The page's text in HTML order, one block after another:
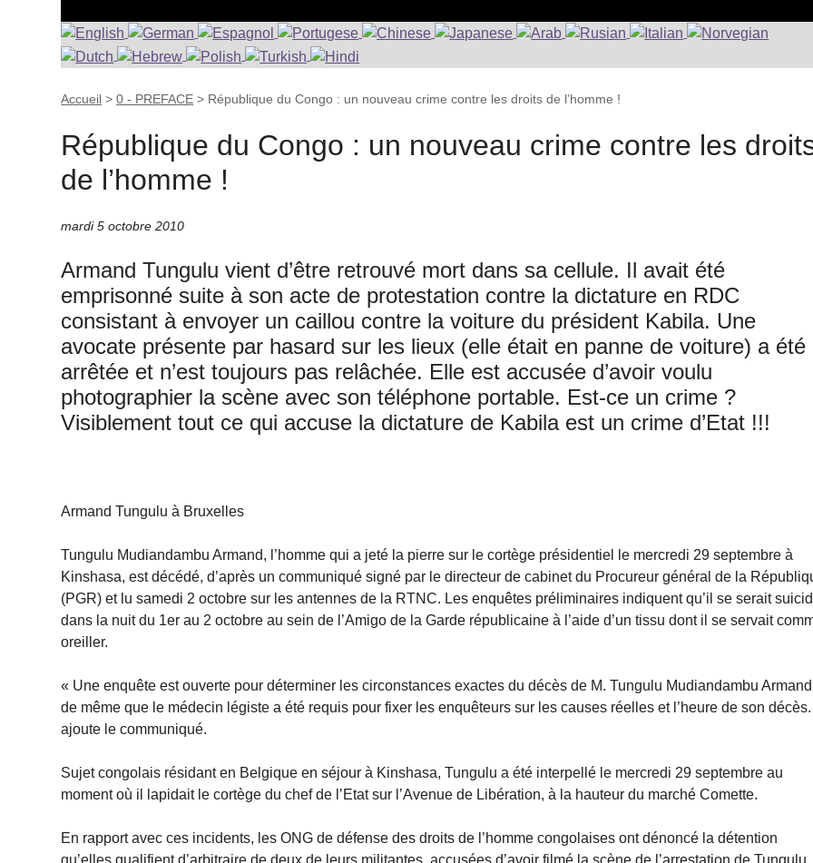
Accueil >0 - PREFACE > République du Congo : un nouveau crime contre les droits de l’homme !
République du Congo : un nouveau crime contre les
de l’homme !
mardi 5 octobre 2010
Armand Tungulu vient d’être retrouvé mort dans sa cellule. Il avait été
emprisonné suite à son acte de protestation contre la dictature en RDC
consistant à envoyer un caillou contre la voiture du président Kabila. Une
avocate présente par hasard sur les lieux (elle était en panne de voiture) a été
arrêtée et n’est toujours pas relâchée. Elle est accusée d’avoir voulu
photographier la scène avec son téléphone portable. Est-ce un crime ?
Visiblement tout ce qui accuse la dictature de Kabila est un crime d’Etat !!!
Armand Tungulu à Bruxelles
Tungulu Mudiandambu Armand, l’homme qui a jeté la pierre sur le cortège présidentiel le mercredi 29 septembre à
Kinshasa, est décédé, d’après un communiqué signé par le directeur de cabinet du Procureur général de la
(PGR) et lu samedi 2 octobre sur les antennes de la RTNC. Les enquêtes préliminaires indiquent qu’il se serait
dans la nuit du 1er au 2 octobre au sein de l’Amigo de la Garde républicaine à l’aide d’un tissu dont il se servait
oreiller.
« Une enquête est ouverte pour déterminer les circonstances exactes du décès de M. Tungulu Mudiandambu
de même que le médecin légiste a été requis pour fixer les enquêteurs sur les causes réelles et l’heure de son
ajoute le communiqué.
Sujet congolais résidant en Belgique en séjour à Kinshasa, Tungulu a été interpellé le mercredi 29 septembre au
moment où il lapidait le cortège du chef de l’Etat sur l’Avenue de Libération, à la hauteur du marché Comette.
En rapport avec ces incidents, les ONG de défense des droits de l’homme congolaises ont dénoncé la détention
qu’elles qualifient d’arbitraire de deux de leurs militantes, accusées d’avoir filmé la scène de l’arrestation de Tungulu